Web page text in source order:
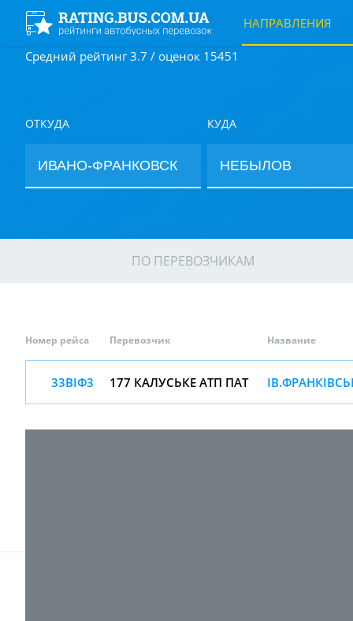
НАПРАВЛЕНИЯ
Средний рейтинг 3.7 / оценок 15451
ОТКУДА КУДА
ПО ПЕРЕВОЗЧИКАМ
Номер рейса Перевозчик Название
33ВІФ3 177 КАЛУСЬКЕ АТП ПАТ